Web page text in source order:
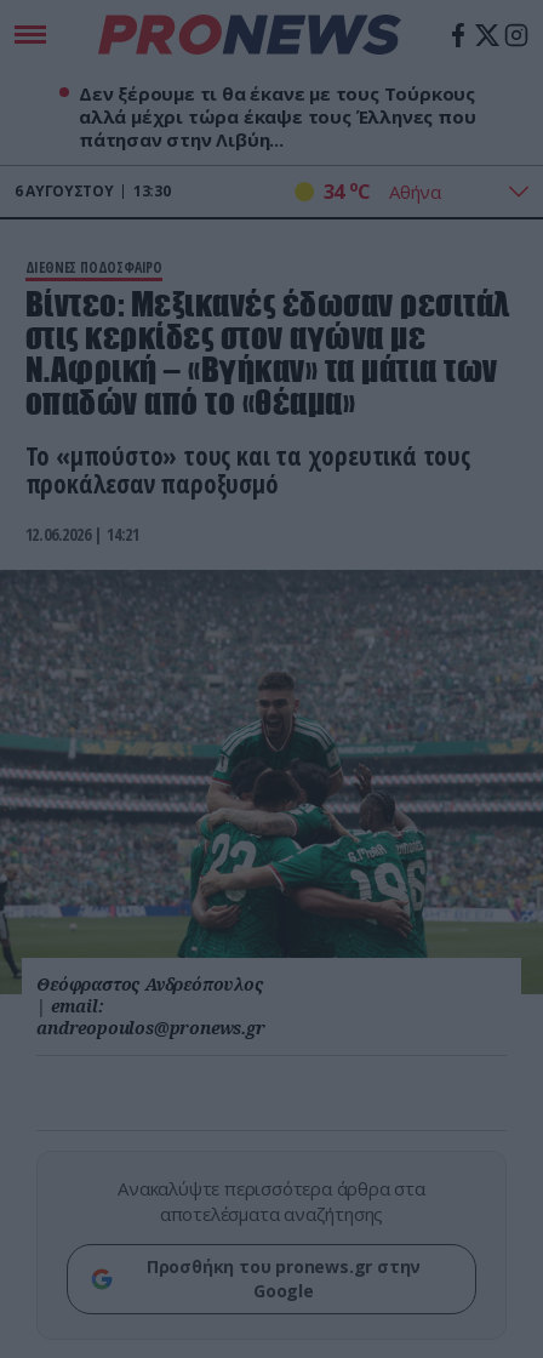
Δεν ξέρουμε τι θα έκανε με τους Τούρκους
αλλά μέχρι τώρα έκαψε τους Έλληνες που
πάτησαν στην Λιβύη...
6ΑΥΓΟΎΣΤΟΥ 13:30 34 oC
ΔΙΕΘΝΕΣ ΠΟΔΟΣΦΑΙΡΟ
Bίντεο: Μεξικανές έδωσαν ρεσιτάλ
στις κερκίδες στον αγώνα με
Ν.Αφρική – «Βγήκαν» τα μάτια των
οπαδών από το «θέαμα»
Το «μπούστο» τους και τα χορευτικά τους
προκάλεσαν παροξυσμό
12.06.2026 | 14:21
Θεόφραστος Ανδρεόπουλος
| email:
andreopoulos@pronews.gr
Ανακαλύψτε περισσότερα άρθρα στα
αποτελέσματα αναζήτησης
Προσθήκη του pronews.gr στην
Google